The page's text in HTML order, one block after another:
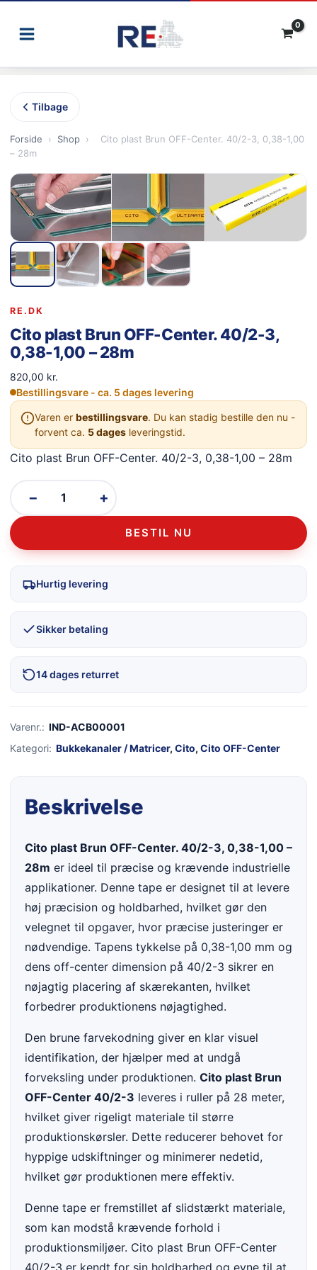
Tilbage
Forside › Shop ›
Cito plast Brun OFF-Center. 40/2-3, 0,38-1,00
– 28m
RE.DK
Cito plast Brun OFF-Center. 40/2-3,
0,38-1,00 – 28m
820,00 kr.
Bestillingsvare - ca. 5 dages levering
Varen er bestillingsvare. Du kan stadig bestille den nu -
forvent ca. 5 dages leveringstid.
Cito plast Brun OFF-Center. 40/2-3, 0,38-1,00 – 28m
− +
BESTIL NU
Hurtig levering
Sikker betaling
14 dages returret
Varenr.: IND-ACB00001
Kategori: Bukkekanaler / Matricer, Cito, Cito OFF-Center
Beskrivelse
Cito plast Brun OFF-Center. 40/2-3, 0,38-1,00 –
28m er ideel til præcise og krævende industrielle
applikationer. Denne tape er designet til at levere
høj præcision og holdbarhed, hvilket gør den
velegnet til opgaver, hvor præcise justeringer er
nødvendige. Tapens tykkelse på 0,38-1,00 mm og
dens off-center dimension på 40/2-3 sikrer en
nøjagtig placering af skærekanten, hvilket
forbedrer produktionens nøjagtighed.
Den brune farvekodning giver en klar visuel
identifikation, der hjælper med at undgå
forveksling under produktionen. Cito plast Brun
OFF-Center 40/2-3 leveres i ruller på 28 meter,
hvilket giver rigeligt materiale til større
produktionskørsler. Dette reducerer behovet for
hyppige udskiftninger og minimerer nedetid,
hvilket gør produktionen mere effektiv.
Denne tape er fremstillet af slidstærkt materiale,
som kan modstå krævende forhold i
produktionsmiljøer. Cito plast Brun OFF-Center